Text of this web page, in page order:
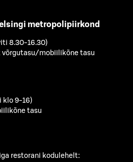
metropolipiirkond
8.30-16.30)
võrgutasu/mobiilikõne tasu
klo 9-16)
tasu
restorani kodulehelt: